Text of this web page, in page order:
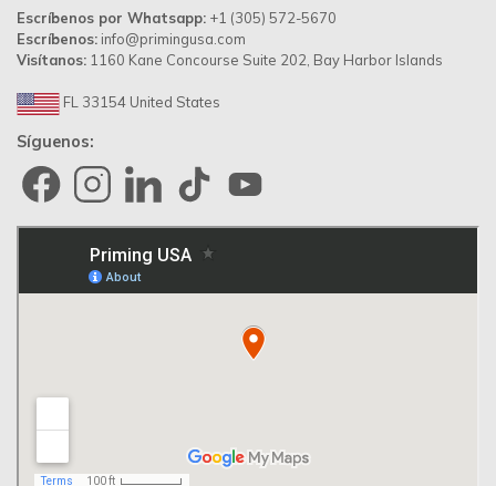
Escríbenos por Whatsapp: +1 (305) 572-5670
Escríbenos: info@primingusa.com
Visítanos: 1160 Kane Concourse Suite 202, Bay Harbor Islands
FL 33154 United States
Síguenos: